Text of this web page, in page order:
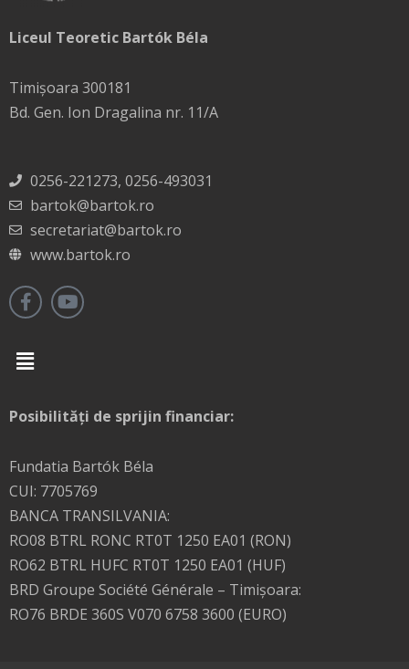
Liceul Teoretic Bartók Béla
Timișoara 300181
Bd. Gen. Ion Dragalina nr. 11/A
0256-221273, 0256-493031
bartok@bartok.ro
secretariat@bartok.ro
www.bartok.ro
Menu
Posibilități de sprijin financiar:
Fundatia Bartók Béla
CUI: 7705769
BANCA TRANSILVANIA:
RO08 BTRL RONC RT0T 1250 EA01 (RON)
RO62 BTRL HUFC RT0T 1250 EA01 (HUF)
BRD Groupe Société Générale – Timişoara:
RO76 BRDE 360S V070 6758 3600 (EURO)